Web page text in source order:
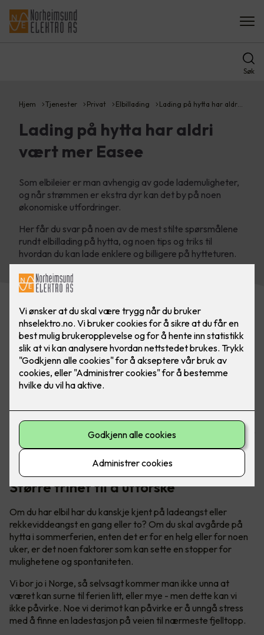
Søk
Hjem Tjenester Privat Elbillading Lading på hytta har aldr…
Lading på hytta har aldri
vært mer Easee
Som elbileier er man avhengig av gode lademuligheter,
og når strømmen er ekstra dyr kan det by på noen
økonomiske utfordringer.
Her får du svar på noen av de mest stilte spørsmålene
rundt elbillading på hytta, og noen tips og triks til
hvordan du kan lade enklere og billigere på hytteturen.
Har du hytte? Med lader fra Easee er du alltid klar for neste
eventyr. Utforsk både fjell og fjorder når du er på hytta -
uten å få ladeangst. Bilde: Easee
Større frihet til å utforske
Om du har elbil har du kanskje kjent på ladeangst eller
rekkeviddeangst en gang eller to? Om du skal avgårde på
hytta i sommerferien, enten det er for en helg eller for noen
uker, er det noen faktorer som kan sette en stopper for
mulighetene og spontaniteten.
Vi bor jo i Norge, så selvsagt kommer man ikke unna at
været kan surne til ferien litt, eller mye - men dette kan vi
ikke påvirke. Noe vi derimot kan påvirke er å unngå stress
med å finne en ladestasjon på veien til nærmeste fjelltopp.